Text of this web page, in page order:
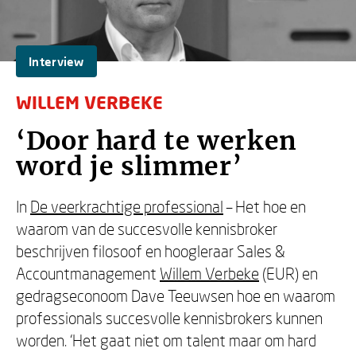
Interview
WILLEM VERBEKE
‘Door hard te werken
word je slimmer’
In De veerkrachtige professional– Het hoe en
waarom van de succesvolle kennisbroker
beschrijven filosoof en hoogleraar Sales &
Accountmanagement Willem Verbeke (EUR) en
gedragseconoom Dave Teeuwsen hoe en waarom
professionals succesvolle kennisbrokers kunnen
worden. ‘Het gaat niet om talent maar om hard